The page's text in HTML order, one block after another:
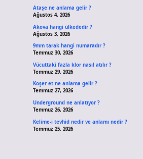
Ataşe ne anlama gelir ?
Ağustos 4, 2026
Akova hangi ülkededir ?
Ağustos 3, 2026
9mm tarak hangi numaradır ?
Temmuz 30, 2026
Vücuttaki fazla klor nasıl atılır ?
Temmuz 29, 2026
Koşer et ne anlama gelir ?
Temmuz 27, 2026
Underground ne anlatıyor ?
Temmuz 26, 2026
Kelime-i tevhid nedir ve anlamı nedir ?
Temmuz 25, 2026